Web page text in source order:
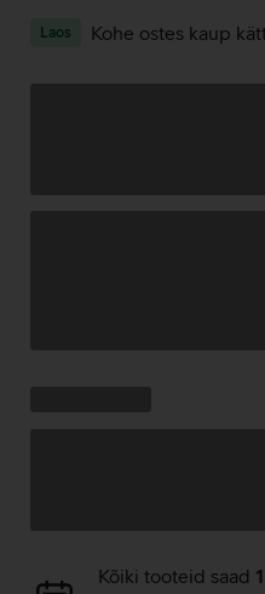
Laos Kohe ostes kaup
AndmeteKõiki tooteid saad